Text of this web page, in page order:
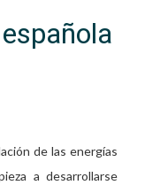
de las energías
a desarrollarse